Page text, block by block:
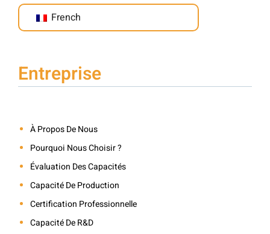
French
Entreprise
À Propos De Nous
Pourquoi Nous Choisir ?
Évaluation Des Capacités
Capacité De Production
Certification Professionnelle
Capacité De R&D